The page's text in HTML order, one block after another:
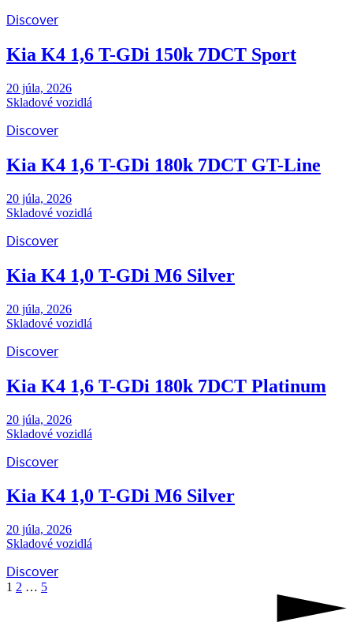
Discover
Kia K4 1,6 T-GDi 150k 7DCT Sport
20 júla, 2026
Skladové vozidlá
Discover
Kia K4 1,6 T-GDi 180k 7DCT GT-Line
20 júla, 2026
Skladové vozidlá
Discover
Kia K4 1,0 T-GDi M6 Silver
20 júla, 2026
Skladové vozidlá
Discover
Kia K4 1,6 T-GDi 180k 7DCT Platinum
20 júla, 2026
Skladové vozidlá
Discover
Kia K4 1,0 T-GDi M6 Silver
20 júla, 2026
Skladové vozidlá
Discover
1 2 … 5